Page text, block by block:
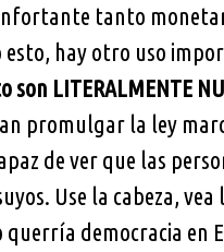
tanto
esto, hay otro uso
son LITERALMENTE
promulgar la ley
de ver que las
Use la cabeza,
querría democracia en